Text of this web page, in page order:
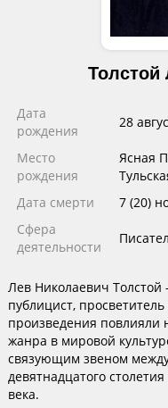
Толстой
Дата
рождения
28
Место
рождения
Ясная
Дата смерти
7 (20)
Сфера
деятельности
Лев Николаевич
публицист,
произведения повлияли
жанра в мировой
связующим звеном
девятнадцатого
века.